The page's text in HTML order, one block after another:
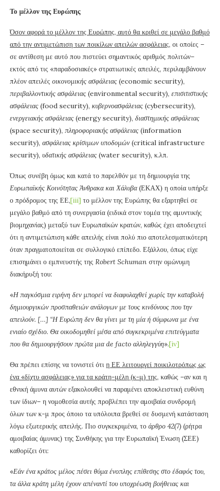
Το μέλλον της Ευρώπης
Όσον αφορά το μέλλον της Ευρώπης, αυτό θα κριθεί σε μεγάλο βαθμό
από την αντιμετώπιση των ποικίλων απειλών ασφάλειας, οι οποίες –
σε αντίθεση με αυτό που πιστεύει σημαντικός αριθμός πολιτών–
εκτός από τις «παραδοσιακές» στρατιωτικές απειλές, περιλαμβάνουν
πλέον απειλές οικονομικής ασφάλειας (economic security),
περιβαλλοντικής ασφάλειας (environmental security), επισιτιστικής
ασφάλειας (food security), κυβερνοασφάλειας (cybersecurity),
ενεργειακής ασφάλειας (energy security), διαστημικής ασφάλειας
(space security), πληροφοριακής ασφάλειας (information
security), ασφάλειας κρίσιμων υποδομών(critical infrastructure
security), υδατικής ασφάλειας (water security), κ.λπ.
Όπως συνέβη όμως και κατά το παρελθόν με τη δημιουργία της
Ευρωπαϊκής Κοινότητας Άνθρακα και Χάλυβα(ΕΚΑΧ) η οποία υπήρξε
ο πρόδρομος της ΕΕ,[iii] το μέλλον της Ευρώπης θα εξαρτηθεί σε
μεγάλο βαθμό από τη συνεργασία (ειδικά στον τομέα της αμυντικής
βιομηχανίας) μεταξύ των Ευρωπαϊκών κρατών, καθώς έχει αποδειχτεί
ότι η αντιμετώπιση κάθε απειλής είναι πολύ πιο αποτελεσματικότερη
όταν πραγματοποιείται σε συλλογικό επίπεδο. Εξάλλου, όπως είχε
επισημάνει ο εμπνευστής της Robert Schuman στην ομώνυμη
διακήρυξή του:
«Η παγκόσμια ειρήνη δεν μπορεί να διαφυλαχθεί χωρίς την καταβολή
δημιουργικών προσπαθειών ανάλογων με τους κινδύνους που την
απειλούν. […] “Η Ευρώπη δεν θα γίνει με τη μία ή σύμφωνα με ένα
ενιαίο σχέδιο. Θα οικοδομηθεί μέσα από συγκεκριμένα επιτεύγματα
που θα δημιουργήσουν πρώτα μια de facto αλληλεγγύη».[iv]
Θα πρέπει επίσης να τονιστεί ότι η ΕΕ λειτουργεί ποικιλοτρόπως ως
ένα «δίχτυ ασφάλειας» για τα κράτη-μέλη (κ-μ) της, καθώς –αν και η
εθνική άμυνα αυτών εξακολουθεί να παραμένει αποκλειστική ευθύνη
των ίδιων– η νομοθεσία αυτής προβλέπει την αμοιβαία συνδρομή
όλων των κ-μ προς όποιο τα υπόλοιπα βρεθεί σε δυσμενή κατάσταση
λόγω εξωτερικής απειλής. Πιο συγκεκριμένα, το άρθρο 42(7) (ρήτρα
αμοιβαίας άμυνας) της Συνθήκης για την Ευρωπαϊκή Ένωση (ΣΕΕ)
καθορίζει ότι:
«Εάν ένα κράτος μέλος πέσει θύμα ένοπλης επίθεσης στο έδαφός του,
τα άλλα κράτη μέλη έχουν απέναντί του υποχρέωση βοήθειας και